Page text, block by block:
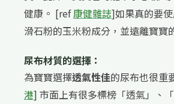
健康。 [ref康健雜誌]如果真的要
滑石粉的玉米粉成分，並遠離寶寶
尿布材質的選擇：
為寶寶選擇透氣性佳的尿布也很重
港] 市面上有很多標榜「透氣」、